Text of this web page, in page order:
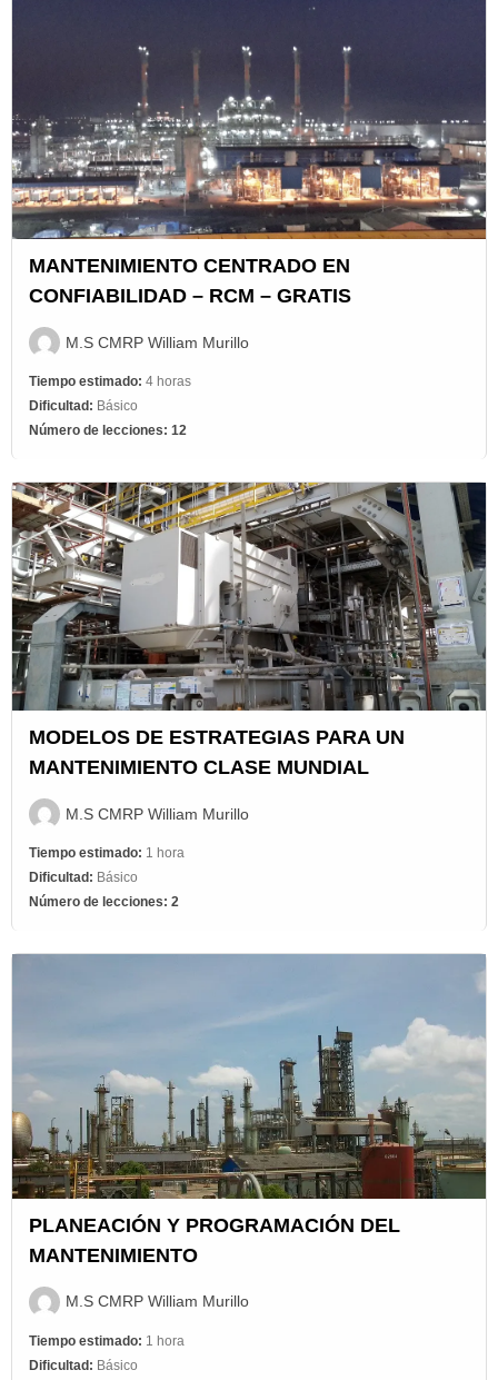
MANTENIMIENTO CENTRADO EN
CONFIABILIDAD – RCM – GRATIS
M.S CMRP William Murillo
Tiempo estimado: 4 horas
Dificultad: Básico
Número de lecciones: 12
MODELOS DE ESTRATEGIAS PARA UN
MANTENIMIENTO CLASE MUNDIAL
M.S CMRP William Murillo
Tiempo estimado: 1 hora
Dificultad: Básico
Número de lecciones: 2
PLANEACIÓN Y PROGRAMACIÓN DEL
MANTENIMIENTO
M.S CMRP William Murillo
Tiempo estimado: 1 hora
Dificultad: Básico